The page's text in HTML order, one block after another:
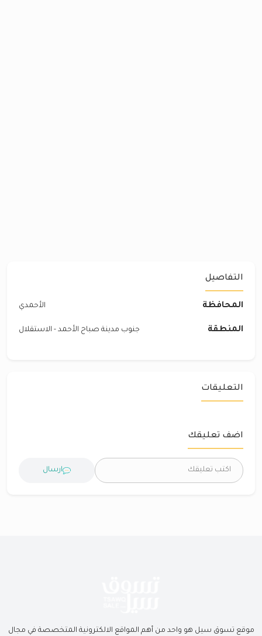
التفاصيل
المحافظة الأحمدي
المنطقة جنوب مدينة صباح الأحمد - الاستقلال
التعليقات
اضف تعليقك
ارسال
موقع تسوق سيل هو واحد من أهم المواقع الالكترونية المتخصصة في مجال